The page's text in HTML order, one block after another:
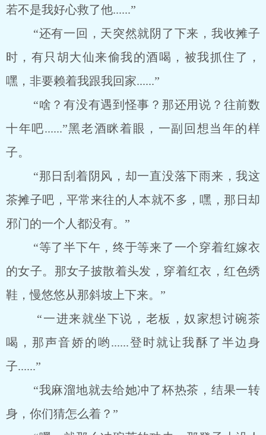
若不是我好心救了他......”
“还有一回，天突然就阴了下来，我收摊子
时，有只胡大仙来偷我的酒喝，被我抓住了，
嘿，非要赖着我跟我回家......”
“啥？有没有遇到怪事？那还用说？往前数
十年吧......”黑老酒眯着眼，一副回想当年的样
子。
“那日刮着阴风，却一直没落下雨来，我这
茶摊子吧，平常来往的人本就不多，嘿，那日却
邪门的一个人都没有。”
“等了半下午，终于等来了一个穿着红嫁衣
的女子。那女子披散着头发，穿着红衣，红色绣
鞋，慢悠悠从那斜坡上下来。”
“一进来就坐下说，老板，奴家想讨碗茶
喝，那声音娇的哟......登时就让我酥了半边身
子......”
“我麻溜地就去给她冲了杯热茶，结果一转
身，你们猜怎么着？”